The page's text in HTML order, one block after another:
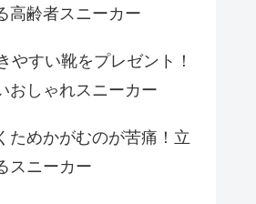
高齢者スニーカー
やすい靴をプレゼント！
おしゃれスニーカー
ためかがむのが苦痛！立
スニーカー